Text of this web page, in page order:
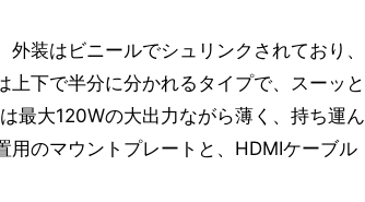
装はビニールでシュリンクされており、
下で半分に分かれるタイプで、スーッと
最大120Wの大出力ながら薄く、持ち運ん
用のマウントプレートと、HDMIケーブル